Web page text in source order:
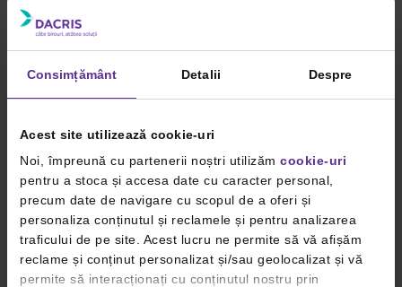
Consimțământ Detalii Despre
Acest site utilizează cookie-uri
Noi, împreună cu partenerii noștri utilizăm cookie-uri
pentru a stoca și accesa date cu caracter personal,
precum date de navigare cu scopul de a oferi și
personaliza conținutul și reclamele și pentru analizarea
traficului de pe site. Acest lucru ne permite să vă afișăm
reclame și conținut personalizat și/sau geolocalizat și vă
permite să interacționați cu conținutul nostru prin